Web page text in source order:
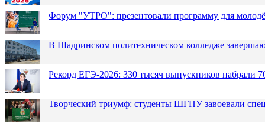
Форум "УТРО": презентовали программу для
В Шадринском политехническом колледже
Рекорд ЕГЭ-2026: 330 тысяч выпускников набрали
Творческий триумф: студенты ШГПУ завоевали